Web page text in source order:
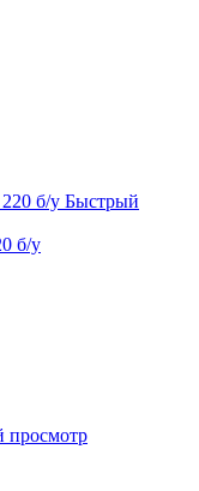
Быстрый
б/у
просмотр